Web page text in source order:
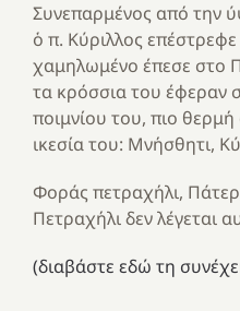
Συνεπαρμένος από την
ὁ π. Κύριλλος
χαμηλωμένο έπεσε στο
τα κρόσσια του έφεραν
ποιμνίου του, πιο
ικεσία του: Μνήσθητι,
Φοράς πετραχήλι,
Πετραχήλι δεν λέγεται
(διαβάστε εδώ τη